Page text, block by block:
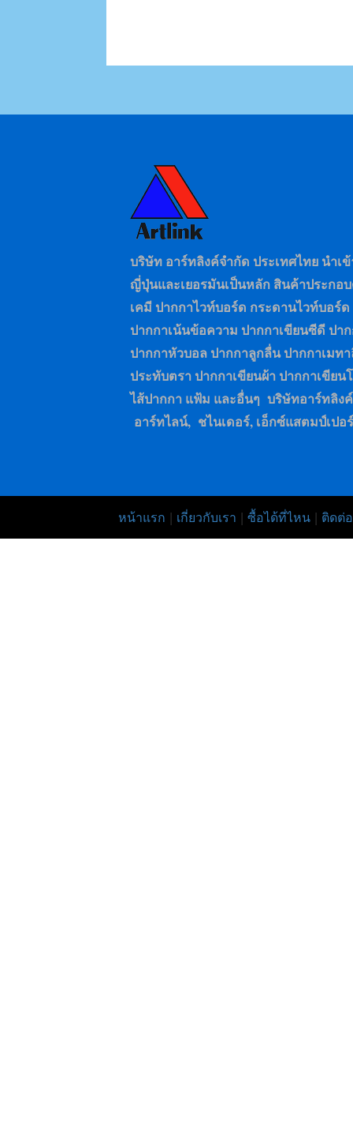
บริษัท อาร์ทลิงค์จำกัด ประเทศไทย นำเ
ญี่ปุ่นและเยอรมันเป็นหลัก สินค้าประกอ
เคมี ปากกาไวท์บอร์ด กระดานไวท์บอร์
ปากกาเน้นข้อความ ปากกาเขียนซีดี
ปากกาหัวบอล ปากกาลูกลื่น ปากกาเม
ประทับตรา ปากกาเขียนผ้า ปากกาเขีย
ไส้ปากกา แฟ้ม และอื่นๆ บริษัทอาร์ทลิง
อาร์ทไลน์, ชไนเดอร์, เอ็กซ์แสตมป์เปอ
หน้าแรก | เกี่ยวกับเรา | ซื้อได้ที่ไหน | ติดต่